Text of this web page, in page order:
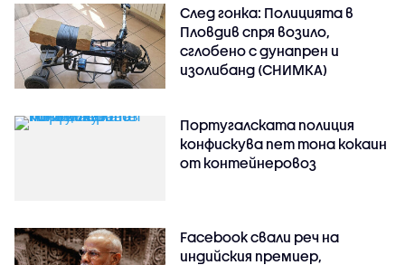
След гонка: Полицията в
Пловдив спря возило,
сглобено с дунапрен и
изолибанд (СНИМКА)
Португалската полиция
конфискува пет тона кокаин
от контейнеровоз
Facebook свали реч на
индийския премиер,